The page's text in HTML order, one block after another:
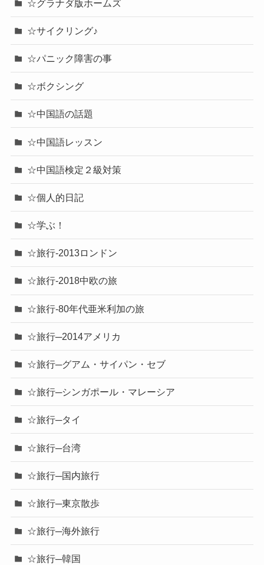
☆グラナダ版ホームズ
☆サイクリング♪
☆パニック障害の事
☆ボクシング
☆中国語の話題
☆中国語レッスン
☆中国語検定２級対策
☆個人的日記
☆学ぶ！
☆旅行-2013ロンドン
☆旅行-2018中欧の旅
☆旅行-80年代亜米利加の旅
☆旅行─2014アメリカ
☆旅行─グアム・サイパン・セブ
☆旅行─シンガポール・マレーシア
☆旅行─タイ
☆旅行─台湾
☆旅行─国内旅行
☆旅行─東京散歩
☆旅行─海外旅行
☆旅行─韓国